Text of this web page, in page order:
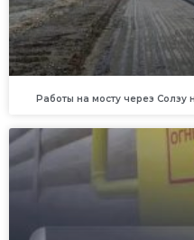
Работы на мосту через